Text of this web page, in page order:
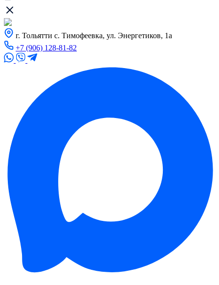
г. Тольятти с. Тимофеевка, ул. Энергетиков, 1а
+7 (906) 128-81-82